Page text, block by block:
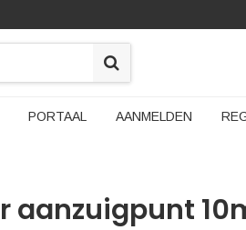
PORTAAL AANMELDEN
aanzuigpunt